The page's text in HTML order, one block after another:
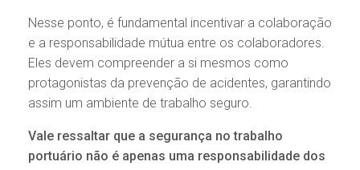
Nesse ponto, é fundamental incentivar a colaboração
e a responsabilidade mútua entre os colaboradores.
Eles devem compreender a si mesmos como
protagonistas da prevenção de acidentes, garantindo
assim um ambiente de trabalho seguro.
Vale ressaltar que a segurança no trabalho
portuário não é apenas uma responsabilidade dos